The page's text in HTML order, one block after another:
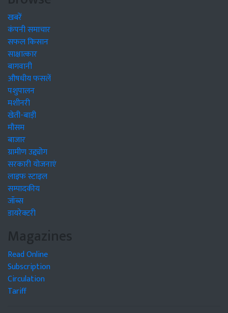
खबरें
कंपनी समाचार
सफल किसान
साक्षात्कार
बागवानी
औषधीय फसलें
पशुपालन
मशीनरी
खेती-बाड़ी
मौसम
बाजार
ग्रामीण उद्द्योग
सरकारी योजनाएं
लाइफ स्टाइल
सम्पादकीय
जॉब्स
डायरेक्टरी
Magazines
Read Online
Subscription
Circulation
Tariff